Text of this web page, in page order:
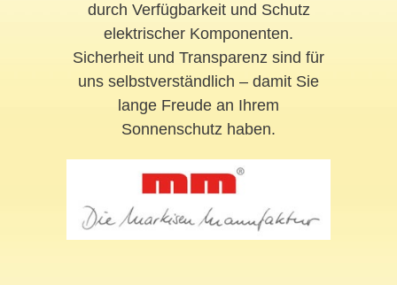
durch Verfügbarkeit und Schutz
elektrischer Komponenten.
Sicherheit und Transparenz sind für
uns selbstverständlich – damit Sie
lange Freude an Ihrem
Sonnenschutz haben.